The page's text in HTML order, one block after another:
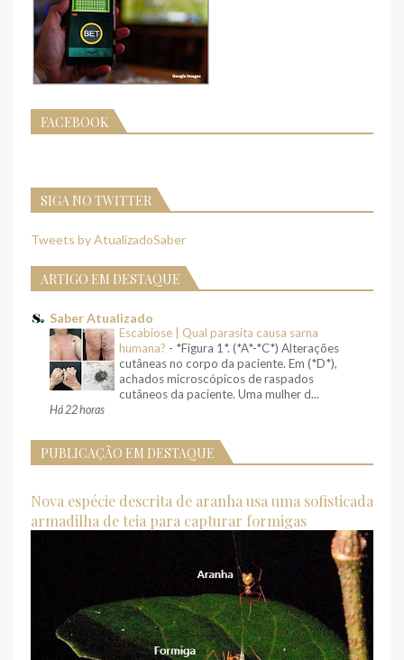
FACEBOOK
SIGA NO TWITTER
Tweets by AtualizadoSaber
ARTIGO EM DESTAQUE
Saber Atualizado
Escabiose | Qual parasita causa sarna
humana? - *Figura 1*. (*A*-*C*) Alterações
cutâneas no corpo da paciente. Em (*D*),
achados microscópicos de raspados
cutâneos da paciente. Uma mulher d...
Há 22 horas
PUBLICAÇÃO EM DESTAQUE
Nova espécie descrita de aranha usa uma sofisticada
armadilha de teia para capturar formigas